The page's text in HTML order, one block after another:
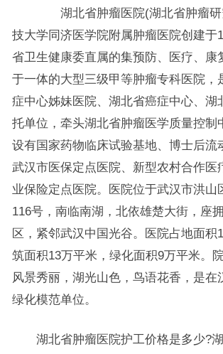
湖北省肿瘤医院(湖北省肿瘤研
技大学同济医学院附属肿瘤医院创建于
省卫生健康委直属的集预防、医疗、康
于一体的大型三级甲等肿瘤专科医院，
症中心姊妹医院、湖北省癌症中心、湖
托单位，牵头湖北省肿瘤医学质量控制
设有国家药物临床试验基地、博士后流
武汉市医保定点医院、新型农村合作医
业保险定点医院。医院位于武汉市洪山
116号，南临南湖，北依雄楚大街，座
区，紧邻武汉中国光谷。医院占地面积
筑面积13万平米，绿化面积9万平米。
风景秀丽，湖光山色，鸟语花香，是在
绿化模范单位。
湖北省肿瘤医院护工价格是多少?湖